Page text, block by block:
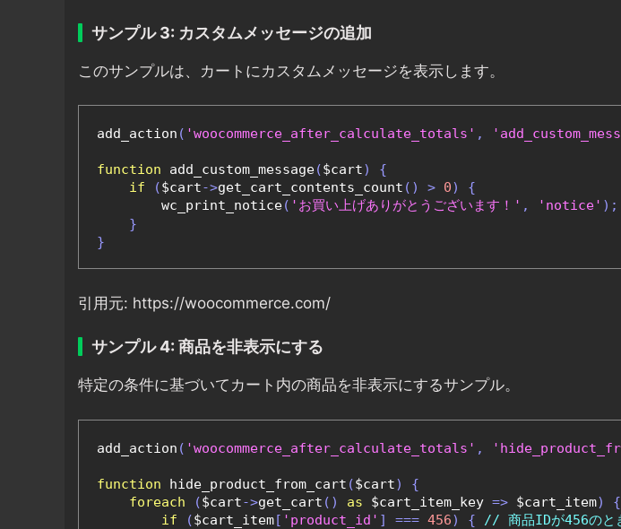
サンプル 3: カスタムメッセージの追加
このサンプルは、カートにカスタムメッセージを表示します。
add_action ( 'woocommerce_after_calculate_totals' ,
function add_custom_message($cart)
{
if
($cart->get_cart_contents_count () > 0)
{
        wc_print_notice
( 'お買い上げありがとうございます！' , 'notice' );
}
}
引用元: https://woocommerce.com/
サンプル 4: 商品を非表示にする
特定の条件に基づいてカート内の商品を非表示にするサンプル。
add_action ( 'woocommerce_after_calculate_totals' ,
function hide_product_from_cart ($cart)
{
foreach
($cart->get_cart () as $cart_item_key => $cart_item)
{
if
($cart_item[ 'product_id' ] === 456) {
// 商品IDが456のと